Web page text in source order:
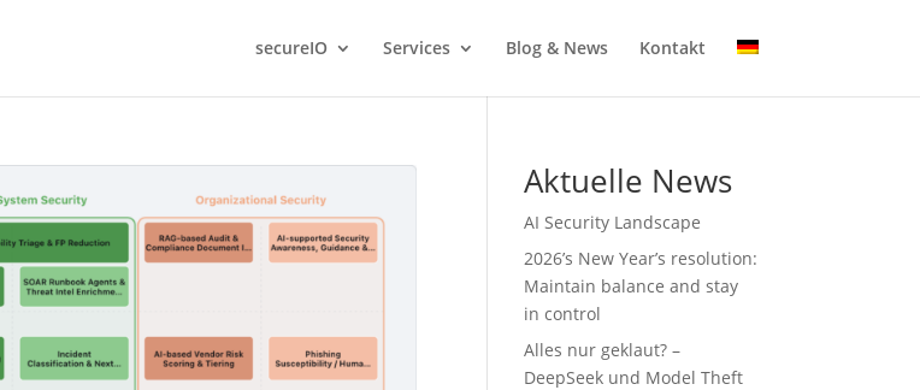
secureIO Services Blog & News Kontakt
Aktuelle News
AI Security Landscape
2026’s New Year’s resolution:
Maintain balance and stay
in control
Alles nur geklaut? –
DeepSeek und Model Theft